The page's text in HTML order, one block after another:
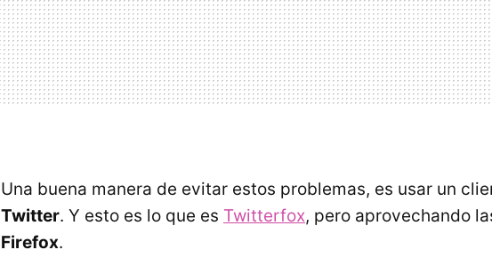
Una buena manera de evitar estos problemas, es usar un
Twitter. Y esto es lo que es Twitterfox, pero aprovechando
Firefox.